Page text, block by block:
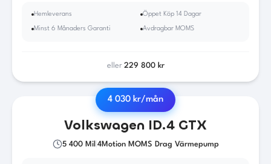
Hemleverans Öppet Köp 14 Dagar
Minst 6 Månaders Garanti Avdragbar MOMS
eller 229 800kr
4 030 kr/mån
Volkswagen ID.4 GTX
5 400Mil 4Motion MOMS Drag Värmepump